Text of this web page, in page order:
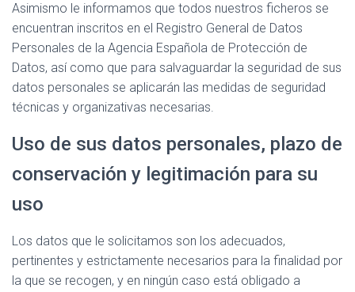
Asimismo le informamos que todos nuestros ficheros se
encuentran inscritos en el Registro General de Datos
Personales de la Agencia Española de Protección de
Datos, así como que para salvaguardar la seguridad de sus
datos personales se aplicarán las medidas de seguridad
técnicas y organizativas necesarias.
Uso de sus datos personales, plazo de
conservación y legitimación para su
uso
Los datos que le solicitamos son los adecuados,
pertinentes y estrictamente necesarios para la finalidad por
la que se recogen, y en ningún caso está obligado a